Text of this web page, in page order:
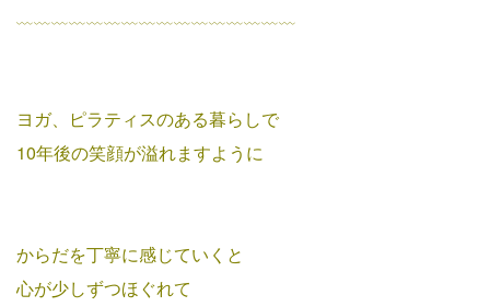
﹏﹏﹏﹏﹏﹏﹏﹏﹏﹏﹏﹏﹏﹏﹏﹏
ヨガ、ピラティスのある暮らしで
10年後の笑顔が溢れますように
からだを丁寧に感じていくと
心が少しずつほぐれて